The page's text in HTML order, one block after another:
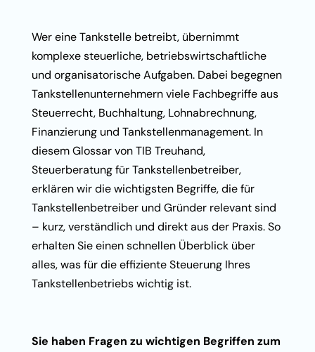
Wer eine Tankstelle betreibt, übernimmt
komplexe steuerliche, betriebswirtschaftliche
und organisatorische Aufgaben. Dabei begegnen
Tankstellenunternehmern viele Fachbegriffe aus
Steuerrecht, Buchhaltung, Lohnabrechnung,
Finanzierung und Tankstellenmanagement. In
diesem Glossar von TIB Treuhand,
Steuerberatung für Tankstellenbetreiber,
erklären wir die wichtigsten Begriffe, die für
Tankstellenbetreiber und Gründer relevant sind
– kurz, verständlich und direkt aus der Praxis. So
erhalten Sie einen schnellen Überblick über
alles, was für die effiziente Steuerung Ihres
Tankstellenbetriebs wichtig ist.
Sie haben Fragen zu wichtigen Begriffen zum